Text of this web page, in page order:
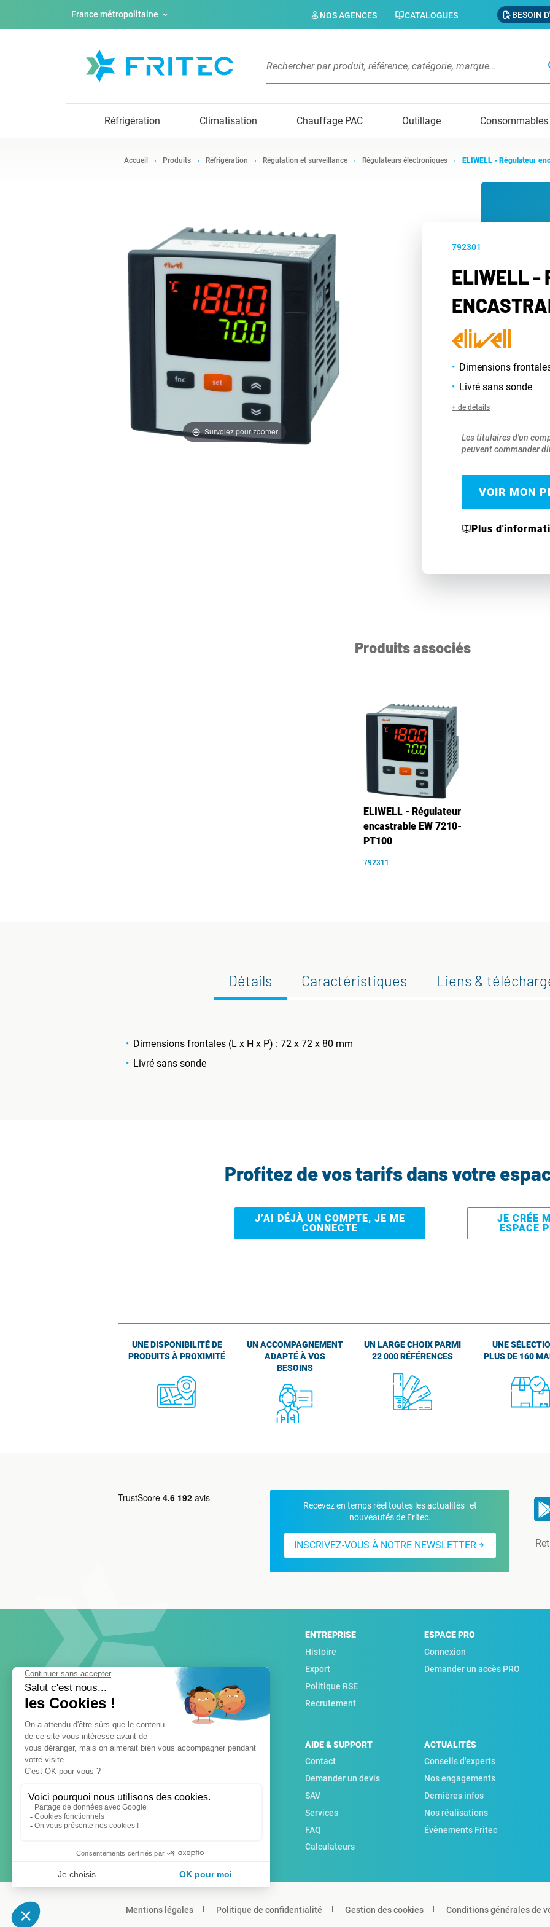
France métropolitaine NOS AGENCES CATALOGUES BESOIN
Réfrigération Climatisation Chauffage PAC Outillage Consommables
Accueil Produits Réfrigération Régulation et surveillance Régulateurs électroniques ELIWELL - Régulateur
Survolez pour zoomer
792301
ELIWELL -
Dimensions
Livré sans sonde
+ de détails
Les titulaires d'un
peuvent commander
VOIR MON
Plus
Produits associés
ELIWELL - Régulateur
encastrable EW 7210-
PT100
792311
Détails Caractéristiques Liens &
Dimensions frontales (L x H x P) : 72 x 72 x 80 mm
Livré sans sonde
Profitez de vos tarifs dans votre
J’AI DÉJÀ UN COMPTE, JE ME
CONNECTE
JE CRÉE
ESPACE
UNE DISPONIBILITÉ DE
PRODUITS À PROXIMITÉ
UN ACCOMPAGNEMENT
ADAPTÉ À VOS
BESOINS
UN LARGE CHOIX PARMI
22 000 RÉFÉRENCES
UNE
PLUS DE 160
Recevez en temps réel toutes les actualités et
nouveautés de Fritec.
INSCRIVEZ-VOUS À NOTRE NEWSLETTER
ENTREPRISE
Histoire
Export
Politique RSE
Recrutement
ESPACE PRO
Connexion
Demander un accès PRO
AIDE & SUPPORT
Contact
Demander un devis
SAV
Services
FAQ
Calculateurs
ACTUALITÉS
Conseils d'experts
Nos engagements
Dernières infos
Nos réalisations
Évènements Fritec
Mentions légales Politique de confidentialité Gestion des cookies Conditions générales de